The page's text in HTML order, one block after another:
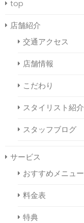
top
店舗紹介
交通アクセス
店舗情報
こだわり
スタイリスト紹介
スタッフブログ
サービス
おすすめメニュー
料金表
特典